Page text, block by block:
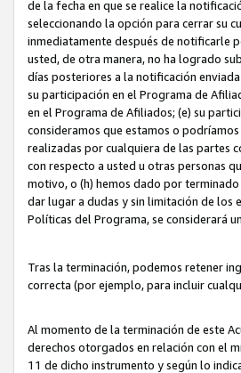
de la fecha en que se realice la
seleccionando la opción para cerrar su
inmediatamente después de notificarle
usted, de otra manera, no ha logrado
días posteriores a la notificación
su participación en el Programa de
en el Programa de Afiliados; (e) su
consideramos que estamos o
realizadas por cualquiera de las partes
con respecto a usted u otras personas
motivo, o (h) hemos dado por
dar lugar a dudas y sin limitación de los
Políticas del Programa, se considerará
Tras la terminación, podemos retener
correcta (por ejemplo, para incluir
Al momento de la terminación de este
derechos otorgados en relación con el
11 de dicho instrumento y según lo